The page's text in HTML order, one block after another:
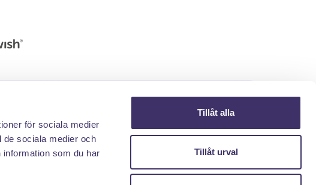
för sociala medier
de sociala medier och
som du har
Tillåt alla
Tillåt urval
nedan.